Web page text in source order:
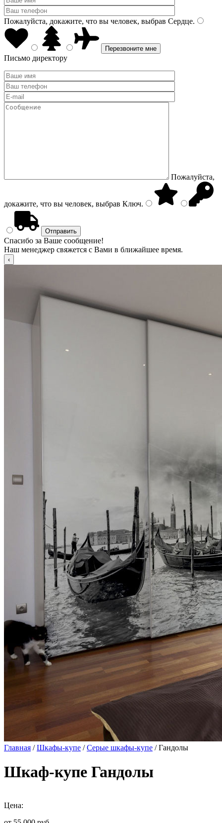
Пожалуйста, докажите, что вы человек, выбрав Сердце.
Письмо директору
Пожалуйста,
докажите, что вы человек, выбрав Ключ.
Спасибо за Ваше сообщение!
Наш менеджер свяжется с Вами в ближайшее время.
Главная /Шкафы-купе /Серые шкафы-купе / Гандолы
Шкаф-купе Гандолы
Цена: